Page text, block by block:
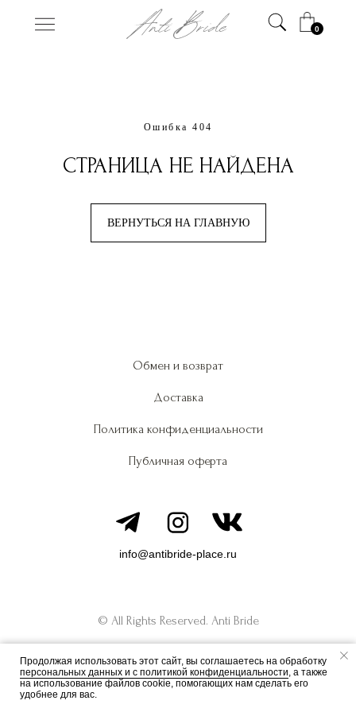
0
Ошибка 404
СТРАНИЦА НЕ НАЙДЕНА
ВЕРНУТЬСЯ НА ГЛАВНУЮ
Обмен и возврат
Доставка
Политика конфиденциальности
Публичная оферта
© All Rights Reserved. Anti Bride
info@antibride-place.ru
Продолжая использовать этот сайт, вы соглашаетесь на обработку
персональных данных и c политикой конфиденциальности, а также
на использование файлов cookie, помогающих нам сделать его
удобнее для вас.